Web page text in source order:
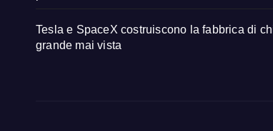
Tesla e SpaceX costruiscono la fabbrica di
grande mai vista